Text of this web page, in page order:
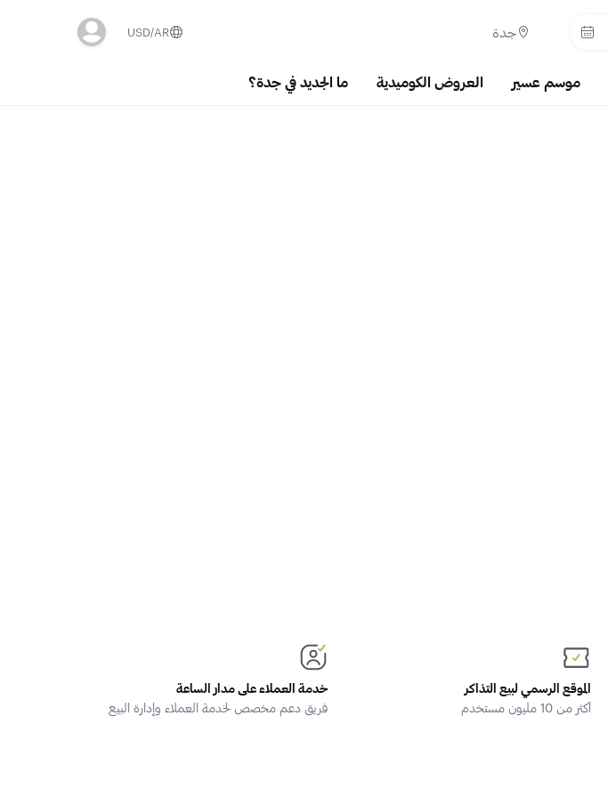
جدة AR
USD
موسم عسير العروض الكوميدية ما الجديد في جدة؟
الموقع الرسمي لبيع التذاكر
أكثر من 10 مليون مستخدم
خدمة العملاء على مدار الساعة
فريق دعم مخصص لخدمة العملاء وإدارة البيع